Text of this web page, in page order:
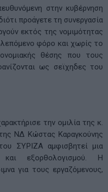
στην κυβέρνηση
προάγετε τη συνεργασία
εκτός της νομιμότητας
φόρο και χωρίς το
θέσης που τους
ως σεϊχηδες του
την ομιλία της κ.
ΝΔ Κώστας Καραγκούνης
ΣΥΡΙΖΑ αμφισβητεί μια
και εξορθολογισμού. Η
για τους εργαζόμενους,